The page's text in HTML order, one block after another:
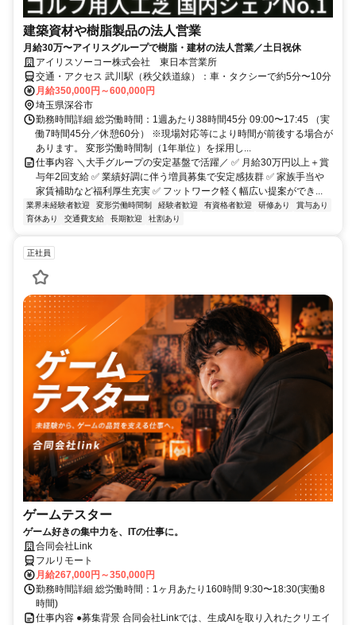
建築資材や樹脂製品の法人営業
月給30万〜アイリスグループで樹脂・建材の法人営業／土日祝休
アイリスソーコー株式会社 東日本営業所
交通・アクセス 武川駅（秩父鉄道線）：車・タクシーで約5分〜10分
月給350,000円～600,000円
埼玉県深谷市
勤務時間詳細 総労働時間：1週あたり38時間45分 09:00〜17:45 （実
働7時間45分／休憩60分） ※現場対応等により時間が前後する場合が
あります。 変形労働時間制（1年単位）を採用し...
仕事内容 ＼大手グループの安定基盤で活躍／ ✅ 月給30万円以上＋賞
与年2回支給 ✅ 業績好調に伴う増員募集で安定感抜群 ✅ 家族手当や
家賃補助など福利厚生充実 ✅ フットワーク軽く幅広い提案ができ...
業界未経験者歓迎 変形労働時間制 経験者歓迎 有資格者歓迎 研修あり
賞与あり
育休あり
交通費支給 長期歓迎 社割あり
正社員
ゲームテスター
ゲーム好きの集中力を、ITの仕事に。
合同会社Link
フルリモート
月給267,000円～350,000円
勤務時間詳細 総労働時間：1ヶ月あたり160時間 9:30〜18:30(実働8
時間)
仕事内容 ●募集背景 合同会社Linkでは、生成AIを取り入れたクリエイ